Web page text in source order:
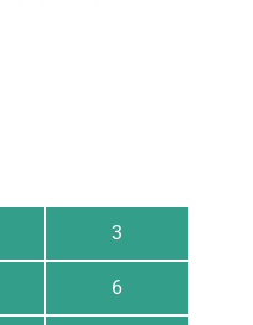
3
6